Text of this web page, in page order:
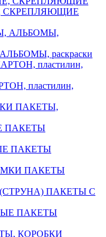
раскраски
пластилин,
ПАКЕТЫ,
ПАКЕТЫ
ПАКЕТЫ
ПАКЕТЫ
ПАКЕТЫ С
ПАКЕТЫ